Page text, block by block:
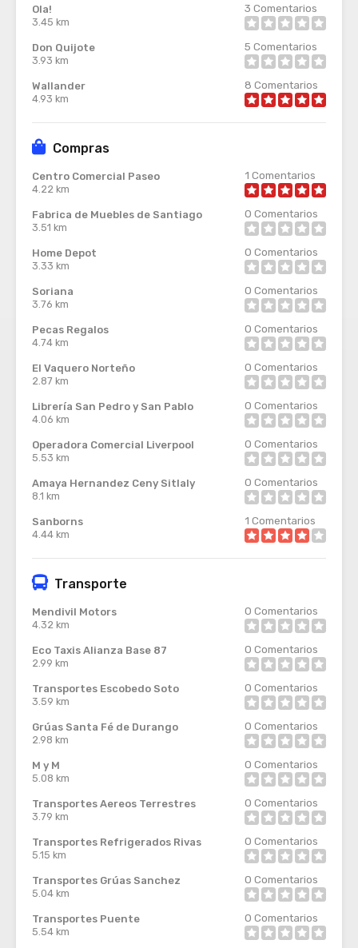
Ola!
3.45 km
3 Comentarios
Don Quijote
3.93 km
5 Comentarios
Wallander
4.93 km
8 Comentarios
Compras
Centro Comercial Paseo
4.22 km
1 Comentarios
Fabrica de Muebles de Santiago
3.51 km
0 Comentarios
Home Depot
3.33 km
0 Comentarios
Soriana
3.76 km
0 Comentarios
Pecas Regalos
4.74 km
0 Comentarios
El Vaquero Norteño
2.87 km
0 Comentarios
Librería San Pedro y San Pablo
4.06 km
0 Comentarios
Operadora Comercial Liverpool
5.53 km
0 Comentarios
Amaya Hernandez Ceny Sitlaly
8.1 km
0 Comentarios
Sanborns
4.44 km
1 Comentarios
Transporte
Mendivil Motors
4.32 km
0 Comentarios
Eco Taxis Alianza Base 87
2.99 km
0 Comentarios
Transportes Escobedo Soto
3.59 km
0 Comentarios
Grúas Santa Fé de Durango
2.98 km
0 Comentarios
M y M
5.08 km
0 Comentarios
Transportes Aereos Terrestres
3.79 km
0 Comentarios
Transportes Refrigerados Rivas
5.15 km
0 Comentarios
Transportes Grúas Sanchez
5.04 km
0 Comentarios
Transportes Puente
5.54 km
0 Comentarios